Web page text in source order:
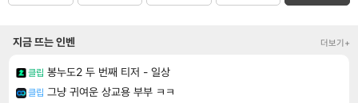
지금 뜨는 인벤 더보기+
클립 봉누도2 두 번째 티저 - 일상
클립 그냥 귀여운 상교용 부부 ㅋㅋ